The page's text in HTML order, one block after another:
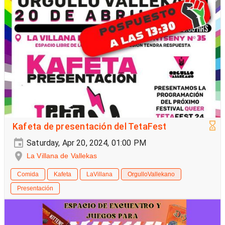
Kafeta de presentación del TetaFest
Saturday, Apr 20, 2024, 01:00 PM
La Villana de Vallekas
Comida Kafeta LaVillana
OrgulloVallekano
Presentación